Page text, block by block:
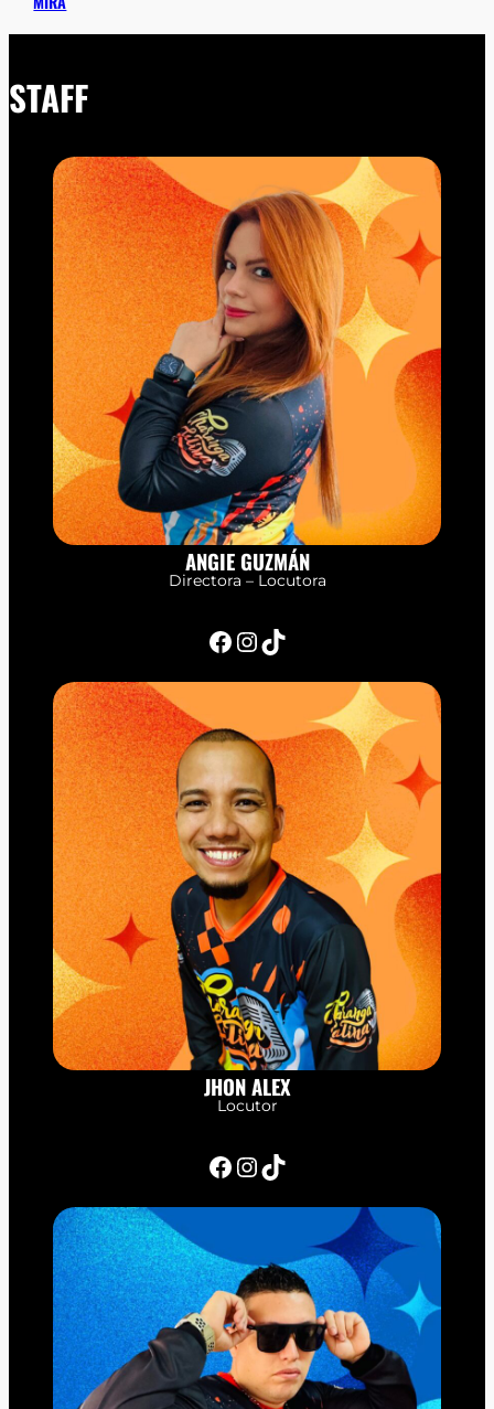
STAFF
ANGIE GUZMÁN
Directora – Locutora
Facebook InstagramTikTok
JHON ALEX
Locutor
Facebook InstagramTikTok